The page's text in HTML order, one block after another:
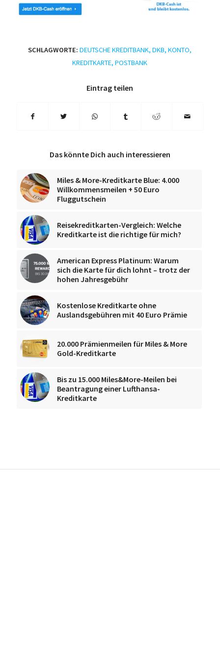
SCHLAGWORTE: DEUTSCHE KREDITBANK,DKB,KONTO,
KREDITKARTE,POSTBANK
Eintrag teilen
Das könnte Dich auch interessieren
Miles & More-Kreditkarte Blue: 4.000
Willkommensmeilen + 50 Euro
Fluggutschein
Reisekreditkarten-Vergleich: Welche
Kreditkarte ist die richtige für mich?
American Express Platinum: Warum
sich die Karte für dich lohnt – trotz der
hohen Jahresgebühr
Kostenlose Kreditkarte ohne
Auslandsgebühren mit 40 Euro Prämie
20.000 Prämienmeilen für Miles & More
Gold-Kreditkarte
Bis zu 15.000 Miles&More-Meilen bei
Beantragung einer Lufthansa-
Kreditkarte